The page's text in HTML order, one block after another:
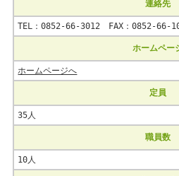
連絡先
TEL：0852-66-3012 FAX：0852-66-
ホームペー
ホームページへ
定員
35人
職員数
10人